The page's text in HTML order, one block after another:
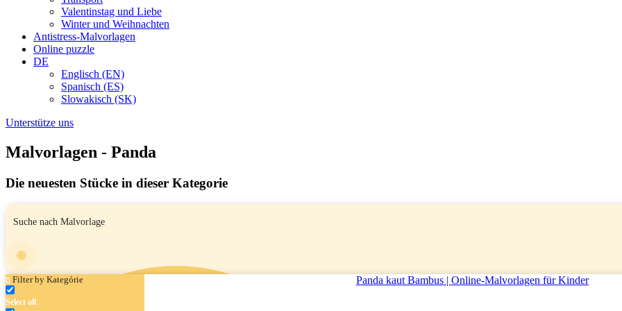
Valentinstag und Liebe
Winter und Weihnachten
Antistress-Malvorlagen
Online puzzle
DE
Englisch (EN)
Spanisch (ES)
Slowakisch (SK)
Unterstütze uns
Malvorlagen - Panda
Die neuesten Stücke in dieser Kategorie
Filter by Kategórie
Select all